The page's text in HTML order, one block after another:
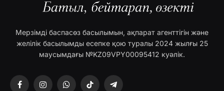
Мерзімді баспасөз басылымын, ақпарат агенттігін және
желілік басылымды есепке қою туралы 2024 жылғы 25
маусымдағы №KZ09VPY00095412 куәлік.
FacebookInstagramWhatsAppTikTok Telegram